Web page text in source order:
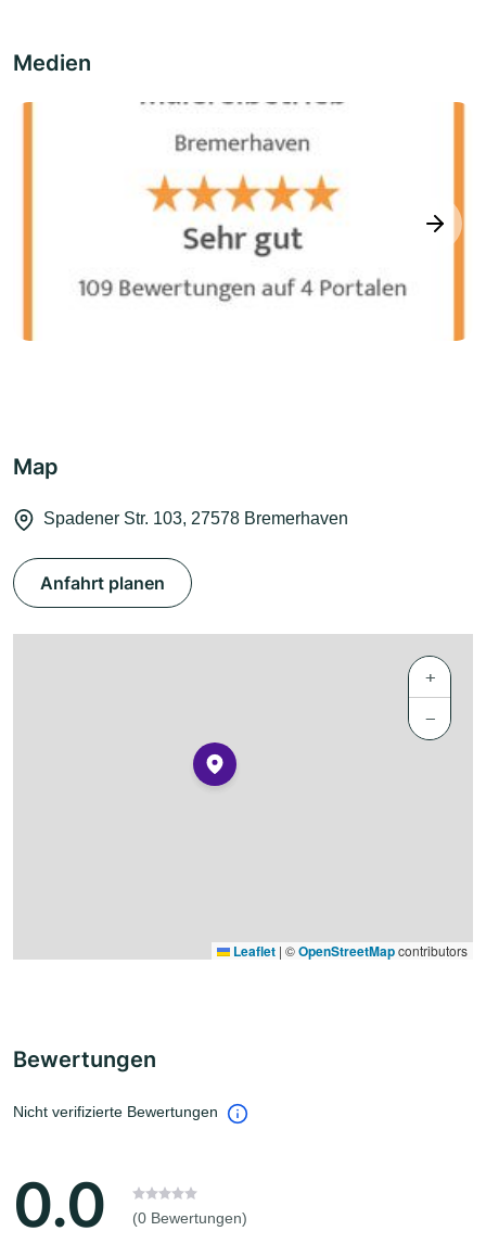
Medien
next
Map
Spadener Str. 103, 27578 Bremerhaven
Anfahrt planen
+
−
Leaflet | ©OpenStreetMapcontributors
Bewertungen
Nicht verifizierte Bewertungen
0.0 (0 Bewertungen)